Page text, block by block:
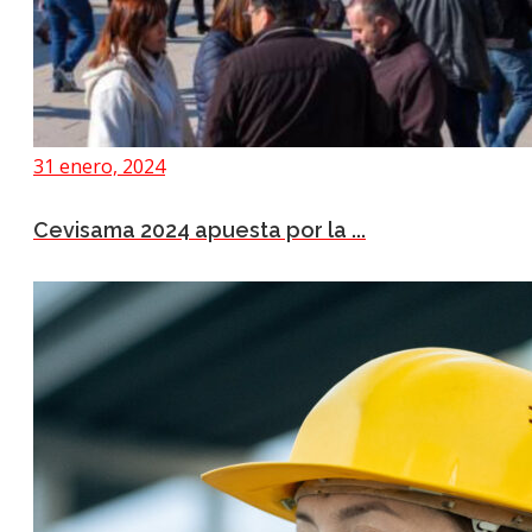
31 enero, 2024
Cevisama 2024 apuesta por la ...